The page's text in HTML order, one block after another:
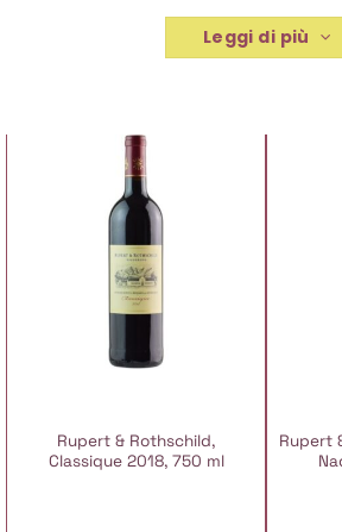
Leggi di più
Rupert & Rothschild,
Classique 2018, 750 ml
Rupert